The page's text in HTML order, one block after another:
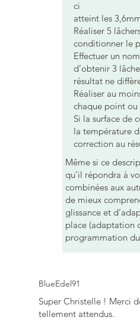
ci
atteint les
Réaliser 5
conditionner le
Effectuer un
d’obtenir 3
résultat ne
Réaliser au
chaque point ou
Si la surface de
la température
correction au
Même si ce
qu’il répondra à
combinées aux
de mieux
glissance et
place (adaptation
programmation
BlueEdel91
Super Christelle ! Merci
tellement attendus.